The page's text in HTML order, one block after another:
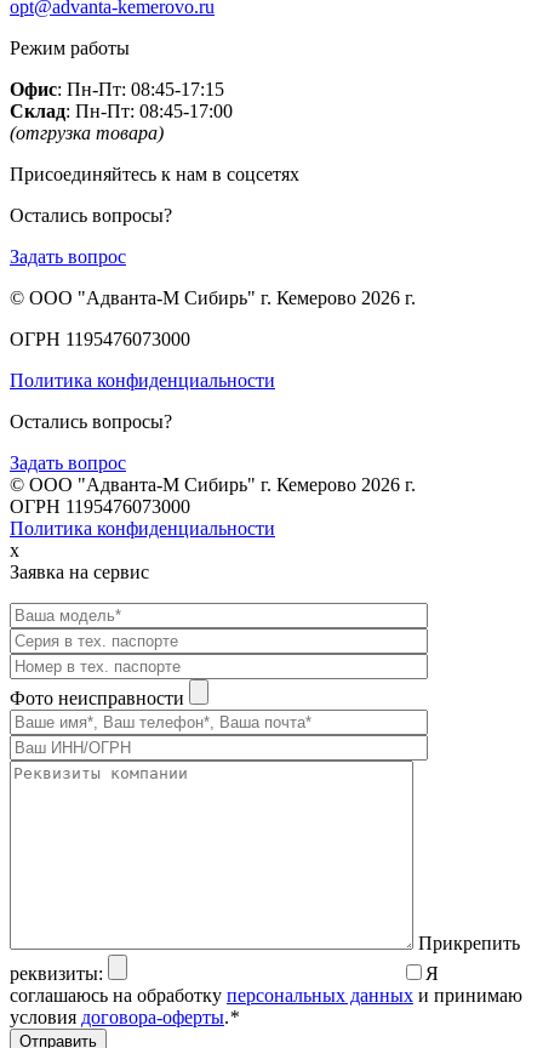
opt@advanta-kemerovo.ru
Режим работы
Офис: Пн-Пт: 08:45-17:15
Склад: Пн-Пт: 08:45-17:00
(отгрузка товара)
Присоединяйтесь к нам в соцсетях
Остались вопросы?
Задать вопрос
© ООО "Адванта-М Сибирь" г. Кемерово 2026 г.
ОГРН 1195476073000
Политика конфиденциальности
Остались вопросы?
Задать вопрос
© ООО "Адванта-М Сибирь" г. Кемерово 2026 г.
ОГРН 1195476073000
Политика конфиденциальности
x
Заявка на сервис
Фото неисправности
Прикрепить
реквизиты:
Я
соглашаюсь на обработку персональных данных и принимаю
условия договора-оферты.*